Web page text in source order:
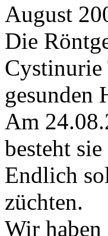
August
Die
Cystinurie
gesunden
Am
besteht
Endlich
züchten.
Wir haben